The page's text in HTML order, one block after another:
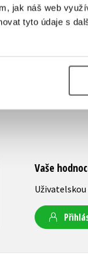
jak náš web
tyto údaje s
Vaše